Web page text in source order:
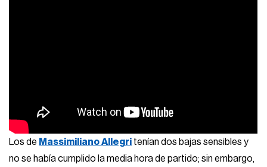
Los de Massimiliano Allegri tenían dos bajas sensibles y
no se había cumplido la media hora de partido; sin embargo,